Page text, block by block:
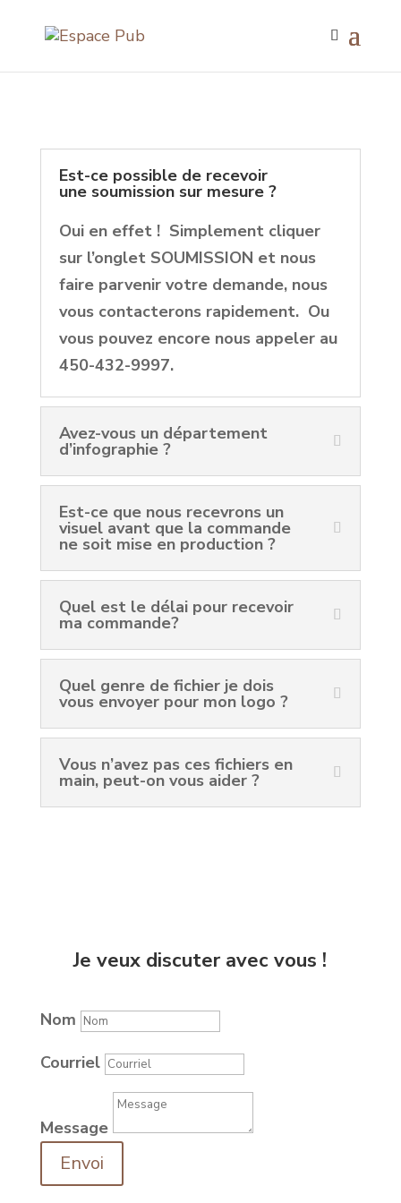
Est-ce possible de recevoir
une soumission sur mesure ?
Oui en effet ! Simplement cliquer
sur l’onglet SOUMISSION et nous
faire parvenir votre demande, nous
vous contacterons rapidement. Ou
vous pouvez encore nous appeler au
450-432-9997.
Avez-vous un département
d’infographie ?
Est-ce que nous recevrons un
visuel avant que la commande
ne soit mise en production ?
Quel est le délai pour recevoir
ma commande?
Quel genre de fichier je dois
vous envoyer pour mon logo ?
Vous n’avez pas ces fichiers en
main, peut-on vous aider ?
Je veux discuter avec vous !​
Nom
Courriel
Message
Envoi